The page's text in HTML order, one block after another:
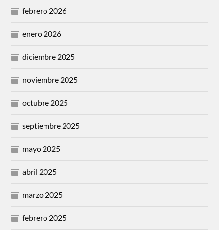
febrero 2026
enero 2026
diciembre 2025
noviembre 2025
octubre 2025
septiembre 2025
mayo 2025
abril 2025
marzo 2025
febrero 2025